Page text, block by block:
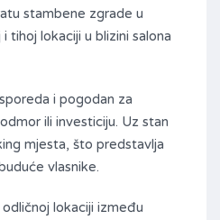
stambene zgrade u
tihoj lokaciji u blizini salona
i pogodan za
ili investiciju. Uz stan
mjesta, što predstavlja
vlasnike.
lokaciji između